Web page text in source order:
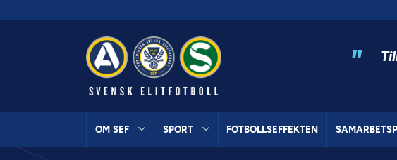
"
OM SEF SPORT FOTBOLLSEFFEKTEN